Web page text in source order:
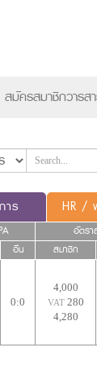
สมัครสมาชิกวารส
าร HR /
อัตรา
อื่น สมาชิก
0:0
4,000
VAT280
4,280